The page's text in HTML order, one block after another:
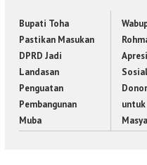
Bupati Toha
Pastikan Masukan
DPRD Jadi
Landasan
Penguatan
Pembangunan
Muba
untuk